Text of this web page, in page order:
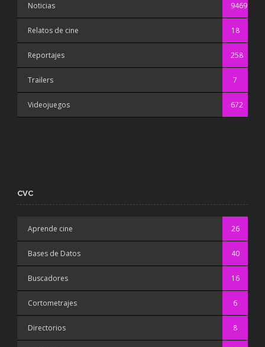
Noticias 9469
Relatos de cine 18
Reportajes 258
Trailers 7
Videojuegos 672
CVC
Aprende cine 26
Bases de Datos 40
Buscadores 16
Cortometrajes 6
Directorios 8